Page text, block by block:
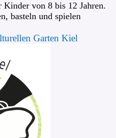
Kinder von 8 bis 12 Jahren.
basteln und spielen
Garten Kiel